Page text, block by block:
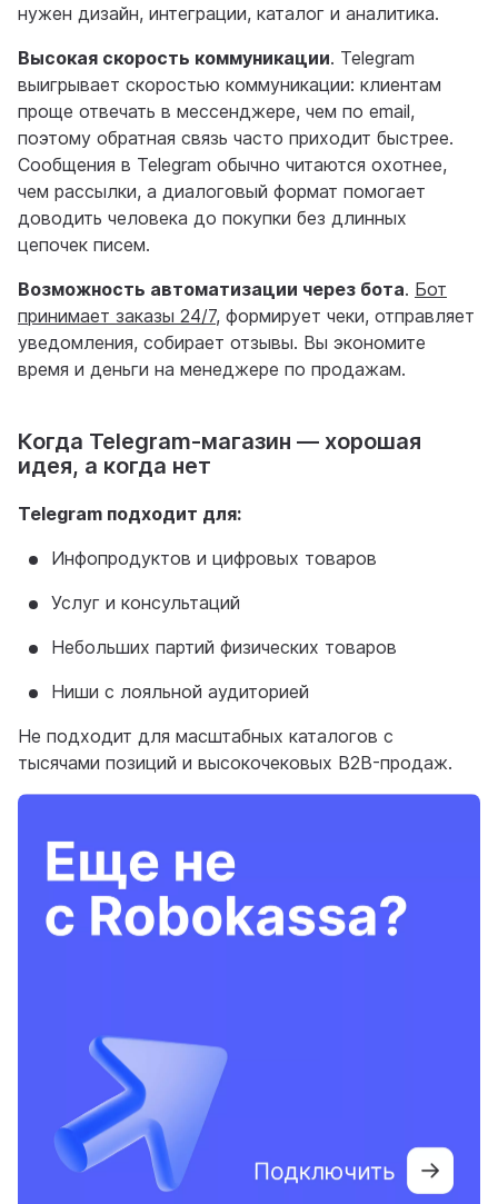
нужен дизайн, интеграции, каталог и аналитика.
Высокая скорость коммуникации. Telegram
выигрывает скоростью коммуникации: клиентам
проще отвечать в мессенджере, чем по email,
поэтому обратная связь часто приходит быстрее.
Сообщения в Telegram обычно читаются охотнее,
чем рассылки, а диалоговый формат помогает
доводить человека до покупки без длинных
цепочек писем.
Возможность автоматизации через бота. Бот
принимает заказы 24/7, формирует чеки, отправляет
уведомления, собирает отзывы. Вы экономите
время и деньги на менеджере по продажам.
Когда Telegram-магазин — хорошая
идея, а когда нет
Telegram подходит для:
Инфопродуктов и цифровых товаров
Услуг и консультаций
Небольших партий физических товаров
Ниши с лояльной аудиторией
Не подходит для масштабных каталогов с
тысячами позиций и высокочековых B2B-продаж.